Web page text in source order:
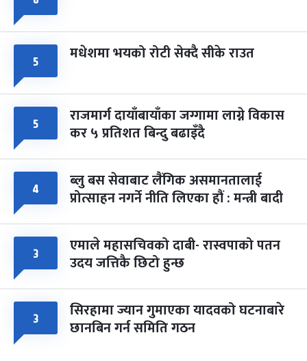
५ मधेशमा भयको रोटी सेक्दै सीके राउत
५ राजमार्ग दायाँबायाँका जग्गामा लाग्ने विकास
कर ५ प्रतिशत बिन्दु बढाइँदै
४ ब्लु बस सेवाबाट लैंगिक असमानतालाई
प्रोत्साहन नगर्ने नीति लिएका हौं : मन्त्री बादी
३ एमाले महासचिवको दाबी- रास्वपाको पतन
उदय जत्तिकै छिटो हुन्छ
३ सिरहामा ज्यान गुमाएका यादवको घटनाबारे
छानबिन गर्न समिति गठन